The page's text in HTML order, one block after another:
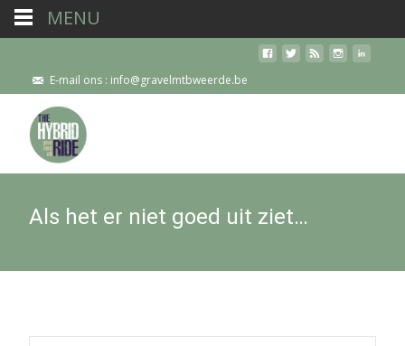
E-mail ons : info@gravelmtbweerde.be
Als het er niet goed uit ziet…
MENU